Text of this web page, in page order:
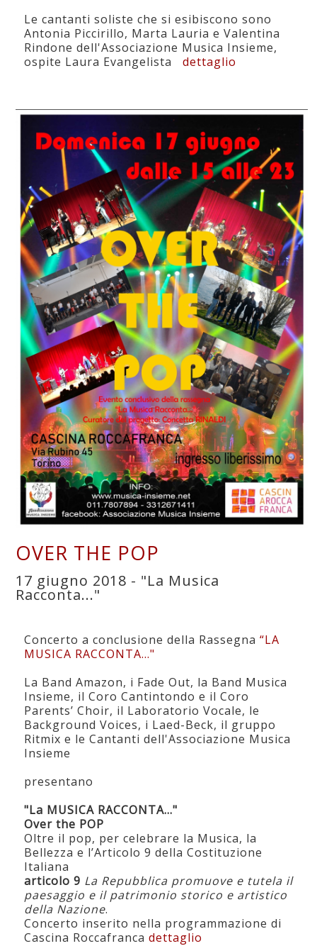
Le cantanti soliste che si esibiscono sono
Antonia Piccirillo, Marta Lauria e Valentina
Rindone dell'Associazione Musica Insieme,
ospite Laura Evangelistadettaglio
OVER THE POP
17 giugno 2018 - "La Musica
Racconta..."
Concerto a conclusione della Rassegna“LA
MUSICA RACCONTA…"
La Band Amazon, i Fade Out, la Band Musica
Insieme, il Coro Cantintondo e il Coro
Parents’ Choir, il Laboratorio Vocale, le
Background Voices, i Laed-Beck, il gruppo
Ritmix e le Cantanti dell'Associazione Musica
Insieme
presentano
"La MUSICA RACCONTA..."
Over the POP
Oltre il pop, per celebrare la Musica, la
Bellezza e l’Articolo 9 della Costituzione
Italiana
articolo 9 La Repubblica promuove e tutela il
paesaggio e il patrimonio storico e artistico
della Nazione.
Concerto inserito nella programmazione di
Cascina Roccafrancadettaglio